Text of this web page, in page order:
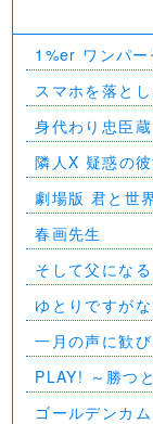
1%er ワンパー
スマホを落と
身代わり忠臣蔵
隣人X 疑惑の
劇場版 君と世
春画先生
そして父になる
ゆとりですが
一月の声に歓
PLAY! ～勝つ
ゴールデンカム